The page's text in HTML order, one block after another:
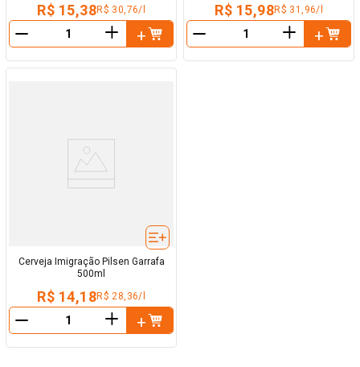
R$ 15,38R$ 30,76/l
＋
R$ 15,98R$ 31,96/l
＋
Cerveja Imigração Pilsen Garrafa
500ml
R$ 14,18R$ 28,36/l
＋